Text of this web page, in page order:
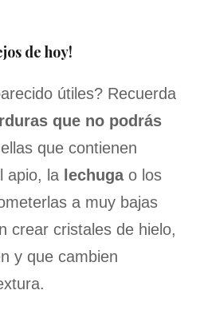
de hoy!
útiles? Recuerda
que no podrás
que contienen
apio, la lechugao los
a muy bajas
crear cristales de hielo,
y que cambien